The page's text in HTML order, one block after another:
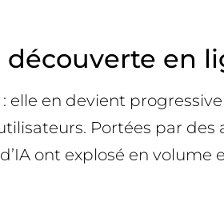
découverte en
elle en devient
Portées par des
ont explosé en